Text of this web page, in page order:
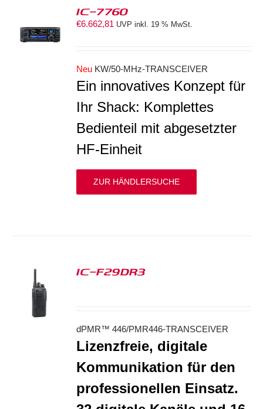
IC-7760
€6.662,81 UVP inkl. 19 % MwSt.
Neu KW/50-MHz-TRANSCEIVER
Ein innovatives Konzept für
Ihr Shack: Komplettes
Bedienteil mit abgesetzter
HF-Einheit
ZUR HÄNDLERSUCHE
IC-F29DR3
dPMR™ 446/PMR446-TRANSCEIVER
Lizenzfreie, digitale
Kommunikation für den
professionellen Einsatz.